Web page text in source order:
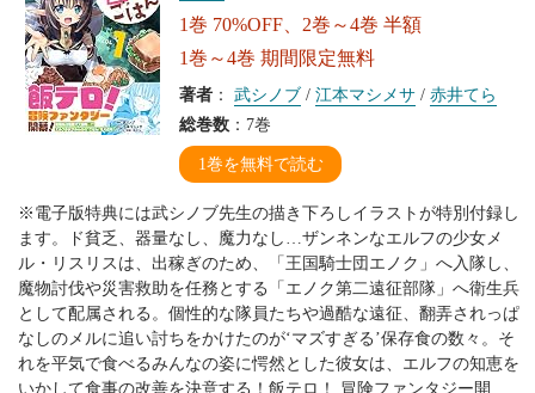
1巻 70%OFF、2巻～4巻 半額
1巻～4巻 期間限定無料
著者 ： 武シノブ / 江本マシメサ / 赤井てら
総巻数 ：7巻
1巻を無料で読む
※電子版特典には武シノブ先生の描き下ろしイラストが特別付録し
ます。ド貧乏、器量なし、魔力なし…ザンネンなエルフの少女メ
ル・リスリスは、出稼ぎのため、「王国騎士団エノク」へ入隊し、
魔物討伐や災害救助を任務とする「エノク第二遠征部隊」へ衛生兵
として配属される。個性的な隊員たちや過酷な遠征、翻弄されっぱ
なしのメルに追い討ちをかけたのが‘マズすぎる’保存食の数々。そ
れを平気で食べるみんなの姿に愕然とした彼女は、エルフの知恵を
いかして食事の改善を決意する！飯テロ！ 冒険ファンタジー開